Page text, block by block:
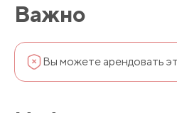
Важно
Вы можете арендовать